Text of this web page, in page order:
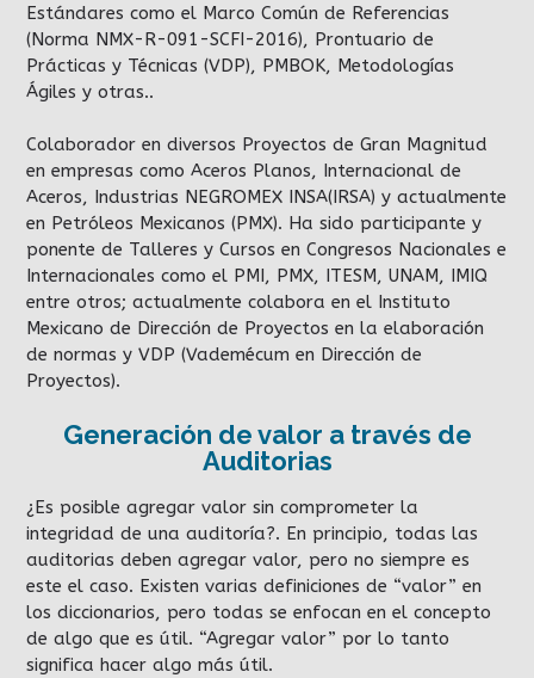
Estándares como el Marco Común de Referencias
(Norma NMX-R-091-SCFI-2016), Prontuario de
Prácticas y Técnicas (VDP), PMBOK, Metodologías
Ágiles y otras..
Colaborador en diversos Proyectos de Gran Magnitud
en empresas como Aceros Planos, Internacional de
Aceros, Industrias NEGROMEX INSA(IRSA) y actualmente
en Petróleos Mexicanos (PMX). Ha sido participante y
ponente de Talleres y Cursos en Congresos Nacionales e
Internacionales como el PMI, PMX, ITESM, UNAM, IMIQ
entre otros; actualmente colabora en el Instituto
Mexicano de Dirección de Proyectos en la elaboración
de normas y VDP (Vademécum en Dirección de
Proyectos).
Generación de valor a través de
Auditorias
¿Es posible agregar valor sin comprometer la
integridad de una auditoría?. En principio, todas las
auditorias deben agregar valor, pero no siempre es
este el caso. Existen varias definiciones de “valor” en
los diccionarios, pero todas se enfocan en el concepto
de algo que es útil. “Agregar valor” por lo tanto
significa hacer algo más útil.